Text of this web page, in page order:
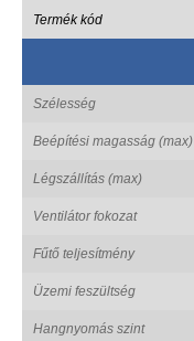
Termék kód
Szélesség
Beépítési magasság (max)
Légszállítás (max)
Ventilátor fokozat
Fűtő teljesítmény
Üzemi feszültség
Hangnyomás szint